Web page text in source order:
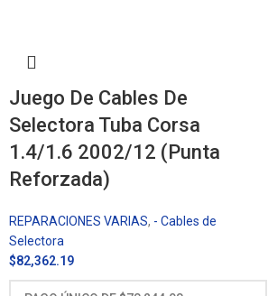
Juego De Cables De
Selectora Tuba Corsa
1.4/1.6 2002/12 (Punta
Reforzada)
REPARACIONES VARIAS, - Cables de
Selectora
$82,362.19